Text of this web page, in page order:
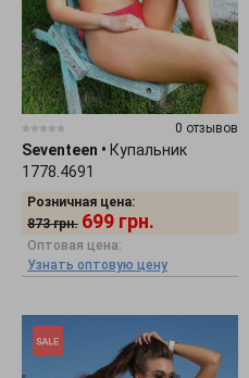
0 отзывов
Seventeen • Купальник
1778.4691
Розничная цена:
873 грн. 699 грн.
Оптовая цена:
Узнать оптовую цену